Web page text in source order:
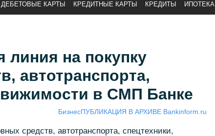
ДЕБЕТОВЫЕ КАРТЫ КРЕДИТНЫЕ КАРТЫ КРЕДИТЫ ИПОТЕКА
линия на покупку
автотранспорта,
в СМП Банке
БизнесПУБЛИКАЦИЯ В АРХИВЕ Bankinform.ru
средств, автотранспорта, спецтехники,